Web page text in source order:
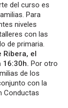
del curso es
Para
niveles
con las
de primaria.
Ribera, el
16:30h. Por otro
de los
con la
Conductas